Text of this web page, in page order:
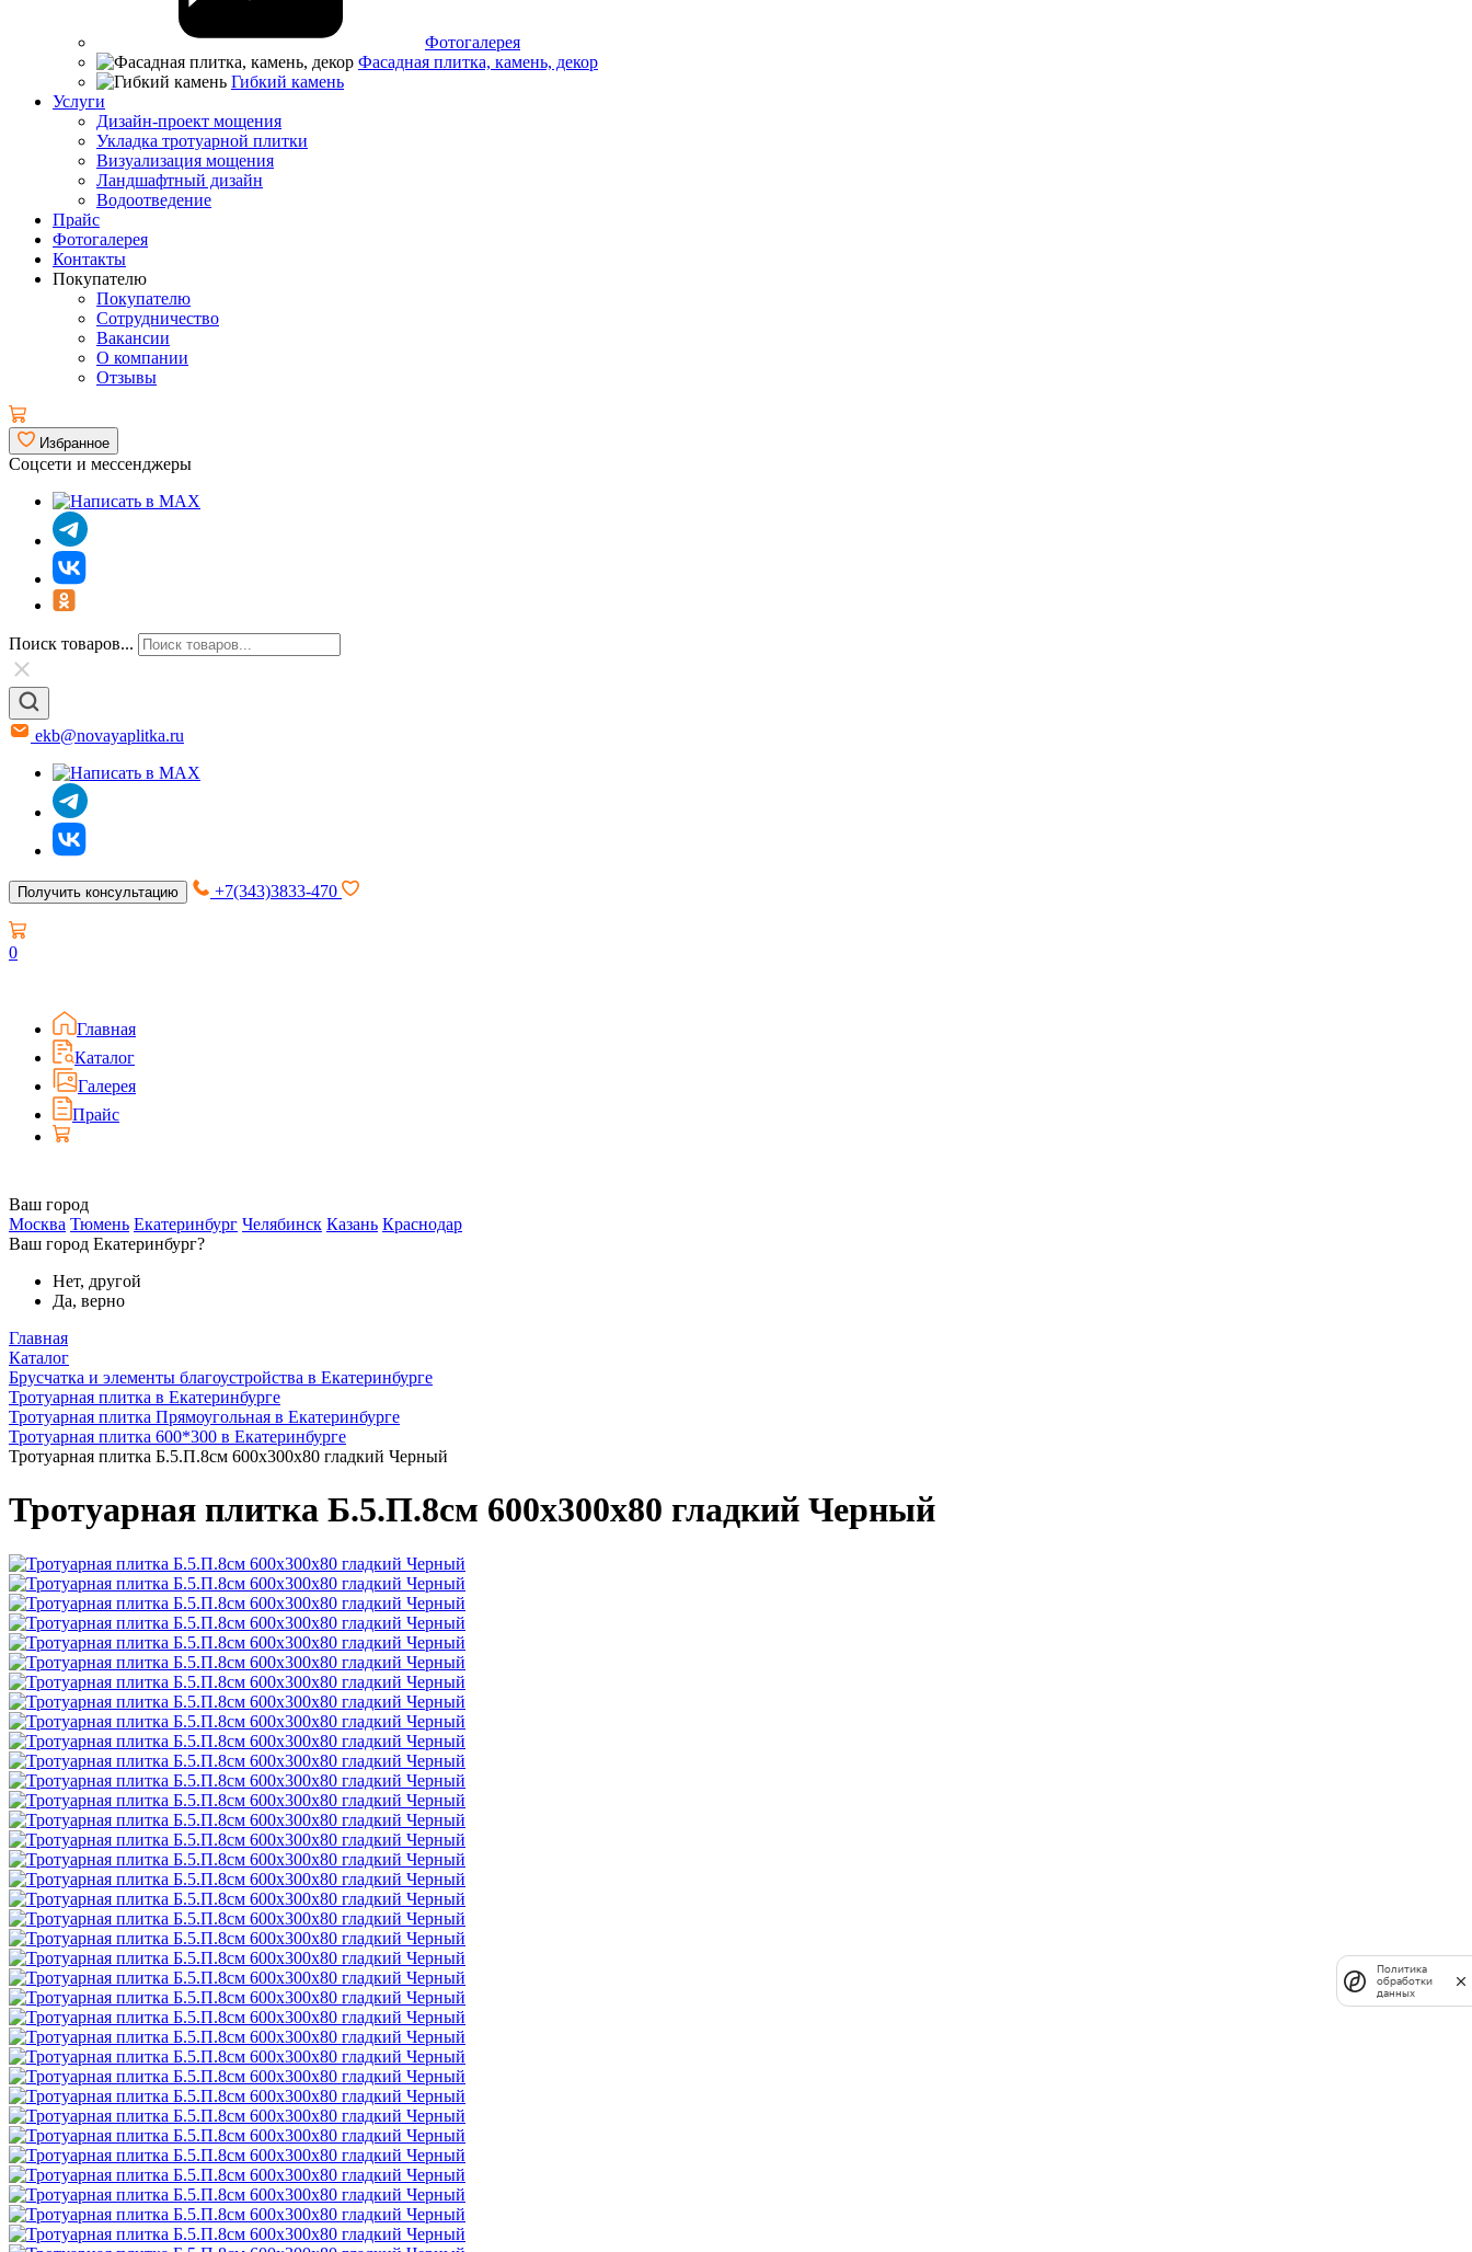
Фотогалерея
Фасадная плитка, камень, декор
Гибкий камень
Услуги
Дизайн-проект мощения
Укладка тротуарной плитки
Визуализация мощения
Ландшафтный дизайн
Водоотведение
Прайс
Фотогалерея
Контакты
Покупателю
Покупателю
Сотрудничество
Вакансии
О компании
Отзывы
Избранное
Соцсети и мессенджеры
Поиск товаров...
ekb@novayaplitka.ru
Получить консультацию +7(343)3833-470
0
Главная
Каталог
Галерея
Прайс
Ваш город
Москва Тюмень Екатеринбург Челябинск Казань Краснодар
Ваш город Екатеринбург?
Нет, другой
Да, верно
Главная
Каталог
Брусчатка и элементы благоустройства в Екатеринбурге
Тротуарная плитка в Екатеринбурге
Тротуарная плитка Прямоугольная в Екатеринбурге
Тротуарная плитка 600*300 в Екатеринбурге
Тротуарная плитка Б.5.П.8см 600х300х80 гладкий Черный
Тротуарная плитка Б.5.П.8см 600х300х80 гладкий Черный
Политика
обработки
данных